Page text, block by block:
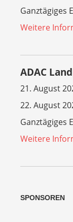
Ganztägiges
Weitere
ADAC
21. August
22. August
Ganztägiges
Weitere
SPONSOREN